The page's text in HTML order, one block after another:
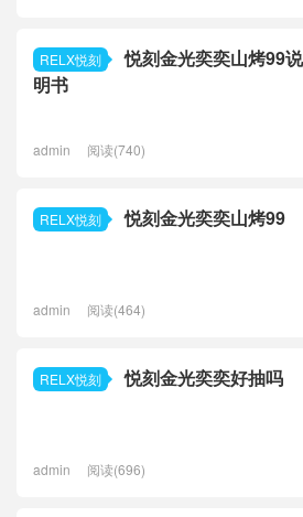
RELX悦刻
悦刻金光奕奕山烤99说
明书
admin 阅读(740)
RELX悦刻 悦刻金光奕奕山烤99
admin 阅读(464)
RELX悦刻 悦刻金光奕奕好抽吗
admin 阅读(696)